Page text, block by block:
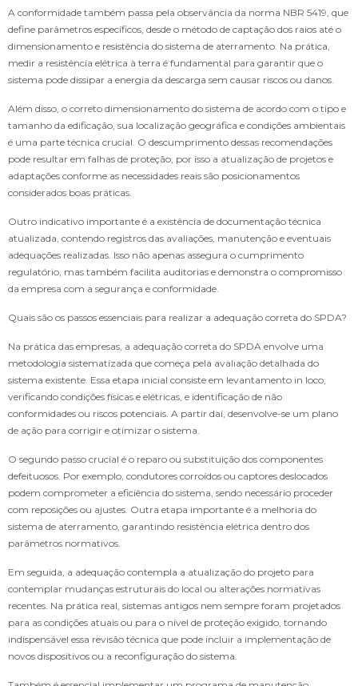
A conformidade também passa pela observância da norma NBR 5419, que
define parâmetros específicos, desde o método de captação dos raios até o
dimensionamento e resistência do sistema de aterramento. Na prática,
medir a resistência elétrica à terra é fundamental para garantir que o
sistema pode dissipar a energia da descarga sem causar riscos ou danos.
Além disso, o correto dimensionamento do sistema de acordo com o tipo e
tamanho da edificação, sua localização geográfica e condições ambientais
é uma parte técnica crucial. O descumprimento dessas recomendações
pode resultar em falhas de proteção, por isso a atualização de projetos e
adaptações conforme as necessidades reais são posicionamentos
considerados boas práticas.
Outro indicativo importante é a existência de documentação técnica
atualizada, contendo registros das avaliações, manutenção e eventuais
adequações realizadas. Isso não apenas assegura o cumprimento
regulatório, mas também facilita auditorias e demonstra o compromisso
da empresa com a segurança e conformidade.
Quais são os passos essenciais para realizar a adequação correta do SPDA?
Na prática das empresas, a adequação correta do SPDA envolve uma
metodologia sistematizada que começa pela avaliação detalhada do
sistema existente. Essa etapa inicial consiste em levantamento in loco,
verificando condições físicas e elétricas, e identificação de não
conformidades ou riscos potenciais. A partir daí, desenvolve-se um plano
de ação para corrigir e otimizar o sistema.
O segundo passo crucial é o reparo ou substituição dos componentes
defeituosos. Por exemplo, condutores corroídos ou captores deslocados
podem comprometer a eficiência do sistema, sendo necessário proceder
com reposições ou ajustes. Outra etapa importante é a melhoria do
sistema de aterramento, garantindo resistência elétrica dentro dos
parâmetros normativos.
Em seguida, a adequação contempla a atualização do projeto para
contemplar mudanças estruturais do local ou alterações normativas
recentes. Na prática real, sistemas antigos nem sempre foram projetados
para as condições atuais ou para o nível de proteção exigido, tornando
indispensável essa revisão técnica que pode incluir a implementação de
novos dispositivos ou a reconfiguração do sistema.